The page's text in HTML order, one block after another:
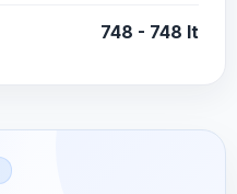
748 - 748 lt